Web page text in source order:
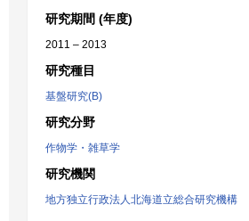
研究期間 (年度)
2011 – 2013
研究種目
基盤研究(B)
研究分野
作物学・雑草学
研究機関
地方独立行政法人北海道立総合研究機構